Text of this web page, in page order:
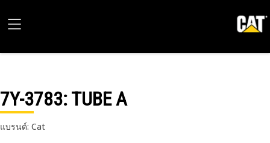
7Y-3783: TUBE A
แบรนด์: Cat